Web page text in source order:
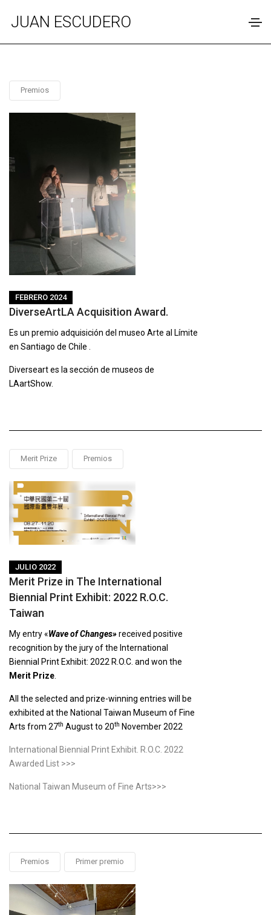
JUAN ESCUDERO
Premios
FEBRERO 2024
DiverseArtLA Acquisition Award.
Es un premio adquisición del museo Arte al Límite
en Santiago de Chile .
Diverseart es la sección de museos de
LAartShow.
Merit Prize Premios
JULIO 2022
Merit Prize in The International
Biennial Print Exhibit: 2022 R.O.C.
Taiwan
My entry «Wave of Changes»received positive
recognition by the jury of the International
Biennial Print Exhibit: 2022 R.O.C. and won the
Merit Prize.
All the selected and prize-winning entries will be
exhibited at the National Taiwan Museum of Fine
Arts from 27th August to 20th November 2022
International Biennial Print Exhibit. R.O.C. 2022
Awarded List >>>
National Taiwan Museum of Fine Arts>>>
Premios Primer premio